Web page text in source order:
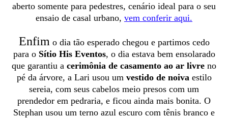
aberto somente para pedestres, cenário ideal para o seu
ensaio de casal urbano, vem conferir aqui.
Enfim o dia tão esperado chegou e partimos cedo
para o Sítio His Eventos, o dia estava bem ensolarado
que garantiu a cerimônia de casamento ao ar livre no
pé da árvore, a Lari usou um vestido de noiva estilo
sereia, com seus cabelos meio presos com um
prendedor em pedraria, e ficou ainda mais bonita. O
Stephan usou um terno azul escuro com tênis branco e